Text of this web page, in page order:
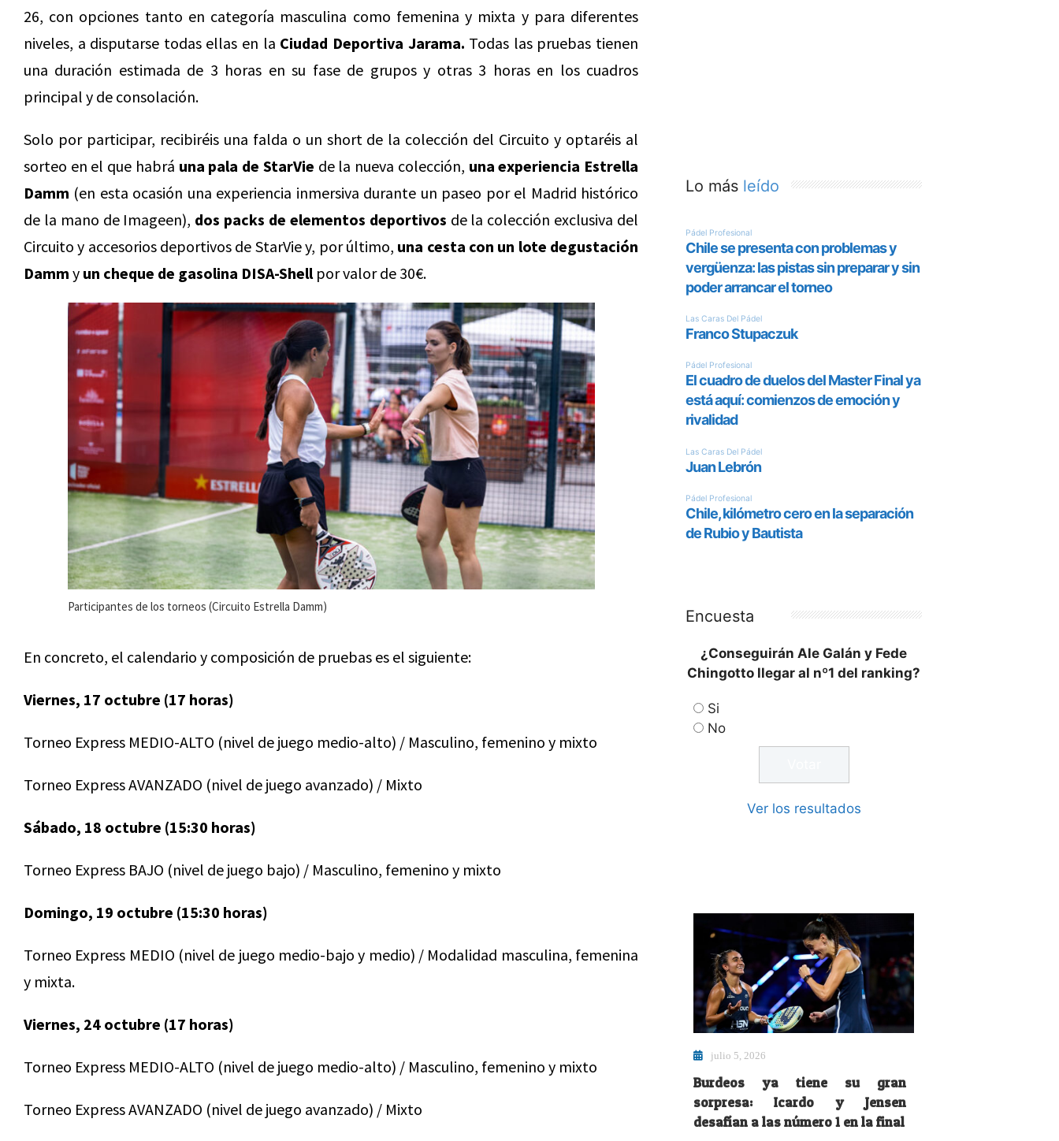
26, con opciones tanto en categoría masculina como femenina y mixta y para diferentes
niveles, a disputarse todas ellas en la Ciudad Deportiva Jarama. Todas las pruebas tienen
una duración estimada de 3 horas en su fase de grupos y otras 3 horas en los cuadros
principal y de consolación.
Solo por participar, recibiréis una falda o un short de la colección del Circuito y optaréis al
sorteo en el que habrá una pala de StarVie de la nueva colección, una experiencia Estrella
Damm (en esta ocasión una experiencia inmersiva durante un paseo por el Madrid histórico
de la mano de Imageen), dos packs de elementos deportivos de la colección exclusiva del
Circuito y accesorios deportivos de StarVie y, por último, una cesta con un lote degustación
Damm y un cheque de gasolina DISA-Shellpor valor de 30€.
Participantes de los torneos (Circuito Estrella Damm)
En concreto, el calendario y composición de pruebas es el siguiente:
Viernes, 17 octubre (17 horas)
Torneo Express MEDIO-ALTO (nivel de juego medio-alto) / Masculino, femenino y mixto
Torneo Express AVANZADO (nivel de juego avanzado) / Mixto
Sábado, 18 octubre (15:30 horas)
Torneo Express BAJO (nivel de juego bajo) / Masculino, femenino y mixto
Domingo, 19 octubre (15:30 horas)
Torneo Express MEDIO (nivel de juego medio-bajo y medio) / Modalidad masculina, femenina
y mixta.
Viernes, 24 octubre (17 horas)
Torneo Express MEDIO-ALTO (nivel de juego medio-alto) / Masculino, femenino y mixto
Torneo Express AVANZADO (nivel de juego avanzado) / Mixto
Lo más leído
Encuesta
¿Conseguirán Ale Galán y Fede
Chingotto llegar al nº1 del ranking?
Si
No
Ver los resultados
julio 5, 2026
Burdeos ya tiene su gran
sorpresa: Icardo y Jensen
desafían a las número 1 en la final